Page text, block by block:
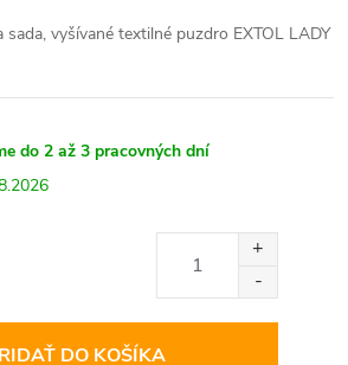
sada, vyšívané textilné puzdro EXTOL LADY
do 2 až 3 pracovných dní
DO KOŠÍKA